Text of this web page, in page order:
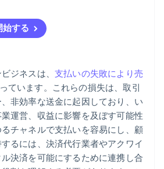
する
ジネスは、 支払いの失敗により売
ています。これらの損失は、取引
非効率な送金に起因しており、い
運営、収益に影響を及ぼす可能性
チャネルで支払いを容易にし、顧
るには、決済代行業者やアクワイ
決済を可能にするために連携し合